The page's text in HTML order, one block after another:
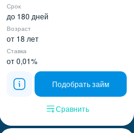
Срок
до 180 дней
Возраст
от 18 лет
Ставка
от 0,01%
Подобрать займ
Сравнить